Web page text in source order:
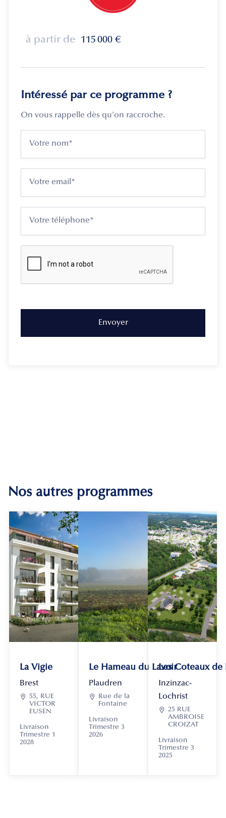
à partir de 115 000 €
Intéressé par ce programme ?
On vous rappelle dès qu'on raccroche.
Nos autres programmes
La Vigie
Brest
 55, RUE
VICTOR
EUSEN
Livraison
Trimestre 1
2028
Le Hameau du Lavoir
Plaudren

Rue de la
Fontaine
Livraison
Trimestre 3
2026
Les Coteaux
Inzinzac-
Lochrist
 25 RUE
AMBROISE
CROIZAT
Livraison
Trimestre 3
2025